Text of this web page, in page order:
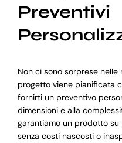
Preventivi
Non ci sono sorprese
progetto viene pianificata
fornirti un preventivo
dimensioni e alla
garantiamo un prodotto su
senza costi nascosti o